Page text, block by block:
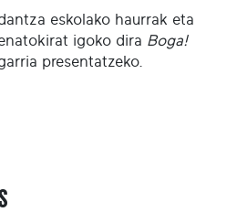
eskolako haurrak eta
igoko dira Boga!
presentatzeko.